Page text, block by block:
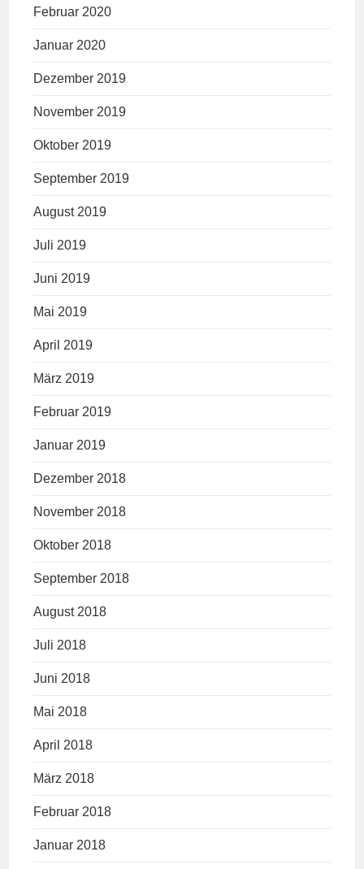
Februar 2020
Januar 2020
Dezember 2019
November 2019
Oktober 2019
September 2019
August 2019
Juli 2019
Juni 2019
Mai 2019
April 2019
März 2019
Februar 2019
Januar 2019
Dezember 2018
November 2018
Oktober 2018
September 2018
August 2018
Juli 2018
Juni 2018
Mai 2018
April 2018
März 2018
Februar 2018
Januar 2018